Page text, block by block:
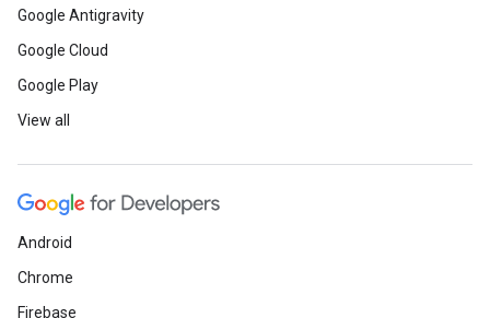
Google Antigravity
Google Cloud
Google Play
View all
Android
Chrome
Firebase